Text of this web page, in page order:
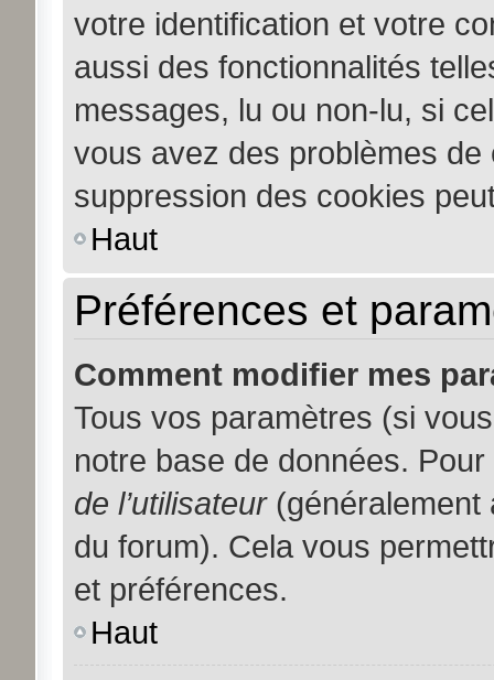
votre identification et votre
aussi des fonctionnalités
messages, lu ou non-lu, si
vous avez des problèmes
suppression des cookies
Haut
Préférences et
Comment modifier mes
Tous vos paramètres (si
notre base de données.
de l’utilisateur(généralement
du forum). Cela vous
et préférences.
Haut